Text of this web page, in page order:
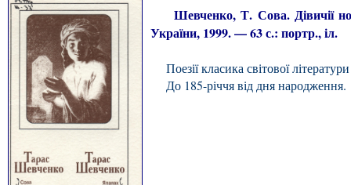
Шевченко, Т. Сова. Дівичії
України, 1999. — 63 с.: портр., іл.
Поезії класика світової
До 185-річчя від дня народження.